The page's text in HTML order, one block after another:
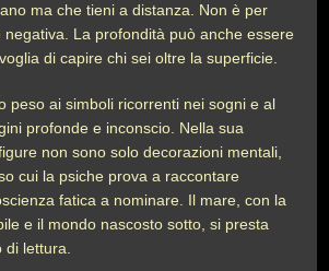
ma che tieni a distanza. Non è per
negativa. La profondità può anche essere
di capire chi sei oltre la superficie.
peso ai simboli ricorrenti nei sogni e al
profonde e inconscio. Nella sua
non sono solo decorazioni mentali,
cui la psiche prova a raccontare
fatica a nominare. Il mare, con la
e il mondo nascosto sotto, si presta
di lettura.